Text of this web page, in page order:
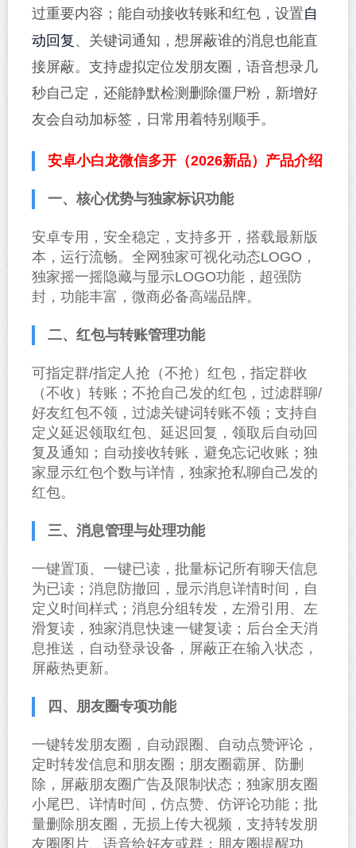
过重要内容；能自动接收转账和红包，设置自
动回复 、关键词通知，想屏蔽谁的消息也能直
接屏蔽。支持虚拟定位发朋友圈，语音想录几
秒自己定，还能静默检测删除僵尸粉，新增好
友会自动加标签，日常用着特别顺手。
安卓小白龙微信多开（2026新品）产品介绍
一、核心优势与独家标识功能
安卓专用，安全稳定，支持多开，搭载最新版
本，运行流畅。全网独家可视化动态LOGO，
独家摇一摇隐藏与显示LOGO功能，超强防
封，功能丰富，微商必备高端品牌。
二、红包与转账管理功能
可指定群/指定人抢（不抢）红包，指定群收
（不收）转账；不抢自己发的红包，过滤群聊/
好友红包不领，过滤关键词转账不领；支持自
定义延迟领取红包、延迟回复，领取后自动回
复及通知；自动接收转账，避免忘记收账；独
家显示红包个数与详情，独家抢私聊自己发的
红包。
三、消息管理与处理功能
一键置顶、一键已读，批量标记所有聊天信息
为已读；消息防撤回，显示消息详情时间，自
定义时间样式；消息分组转发，左滑引用、左
滑复读，独家消息快速一键复读；后台全天消
息推送，自动登录设备，屏蔽正在输入状态，
屏蔽热更新。
四、朋友圈专项功能
一键转发朋友圈，自动跟圈、自动点赞评论，
定时转发信息和朋友圈；朋友圈霸屏、防删
除，屏蔽朋友圈广告及限制状态；独家朋友圈
小尾巴、详情时间，仿点赞、仿评论功能；批
量删除朋友圈，无损上传大视频，支持转发朋
友圈图片、语音给好友或群；朋友圈提醒功